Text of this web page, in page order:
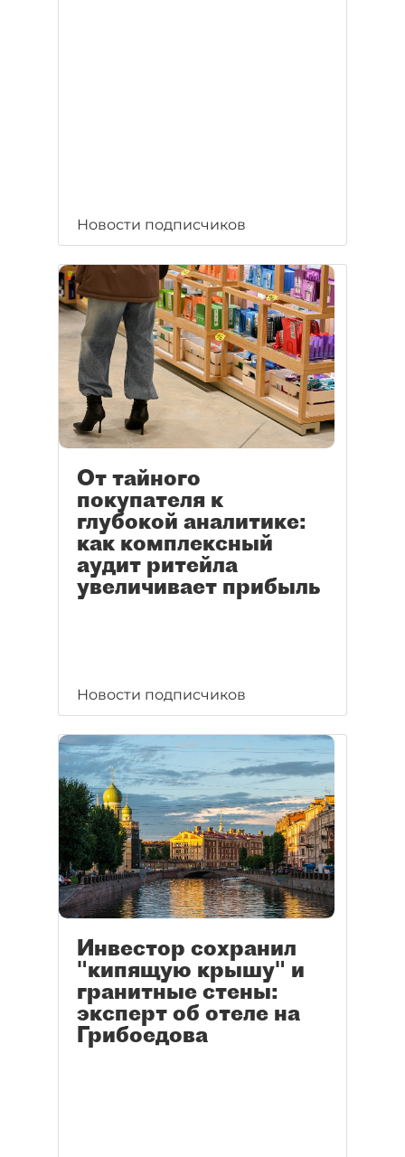
Новости подписчиков
От тайного
покупателя к
глубокой аналитике:
как комплексный
аудит ритейла
увеличивает прибыль
Новости подписчиков
Инвестор сохранил
"кипящую крышу" и
гранитные стены:
эксперт об отеле на
Грибоедова